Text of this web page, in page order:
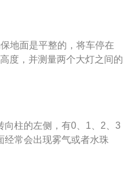
材料不同；晚上开日间行
明作用，如果在黑暗地方
地面是平整的，将车停在
度，并测量两个大灯之间的
胶带，胶带在汽车的正前
是：长4975mm、宽1850
整备质量为1670kg。
向柱的左侧，有0、1、2、3
经常会出现雾气或者水珠
克斯是福特旗下的一款紧